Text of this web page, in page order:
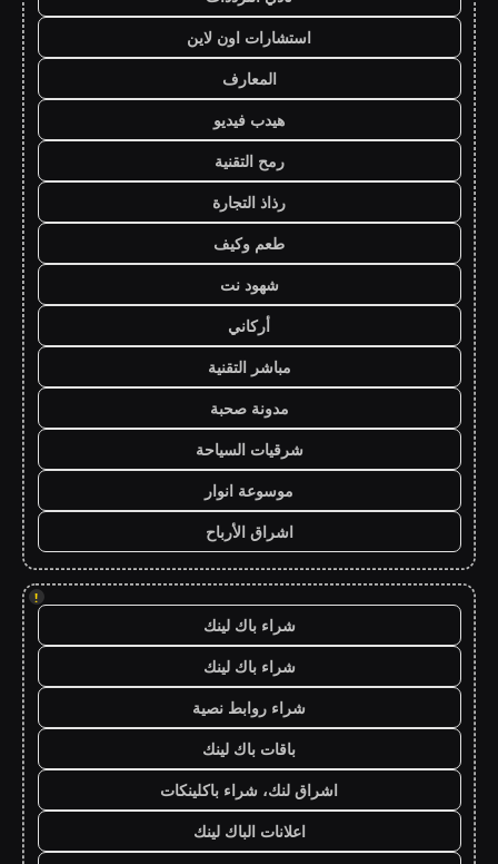
استشارات اون لاين
المعارف
هيدب فيديو
رمح التقنية
رذاذ التجارة
طعم وكيف
شهود نت
أركاني
مباشر التقنية
مدونة صحبة
شرقيات السياحة
موسوعة انوار
اشراق الأرباح
!
شراء باك لينك
شراء باك لينك
شراء روابط نصية
باقات باك لينك
اشراق لنك، شراء باكلينكات
اعلانات الباك لينك